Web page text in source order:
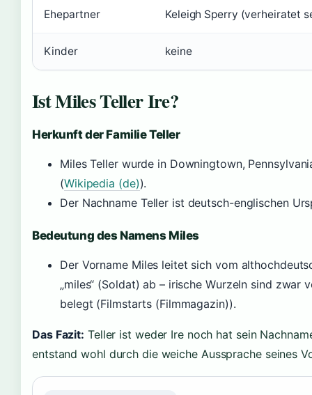
Ehepartner Keleigh Sperry (verheiratet
Kinder keine
Ist Miles Teller Ire?
Herkunft der Familie Teller
Miles Teller wurde in Downingtown,
(Wikipedia (de)).
Der Nachname Teller ist deutsch-englischen
Bedeutung des Namens Miles
Der Vorname Miles leitet sich vom
„miles“ (Soldat) ab – irische Wurzeln sind zwar
belegt (Filmstarts (Filmmagazin)).
Das Fazit: Teller ist weder Ire noch hat sein
entstand wohl durch die weiche Aussprache seines